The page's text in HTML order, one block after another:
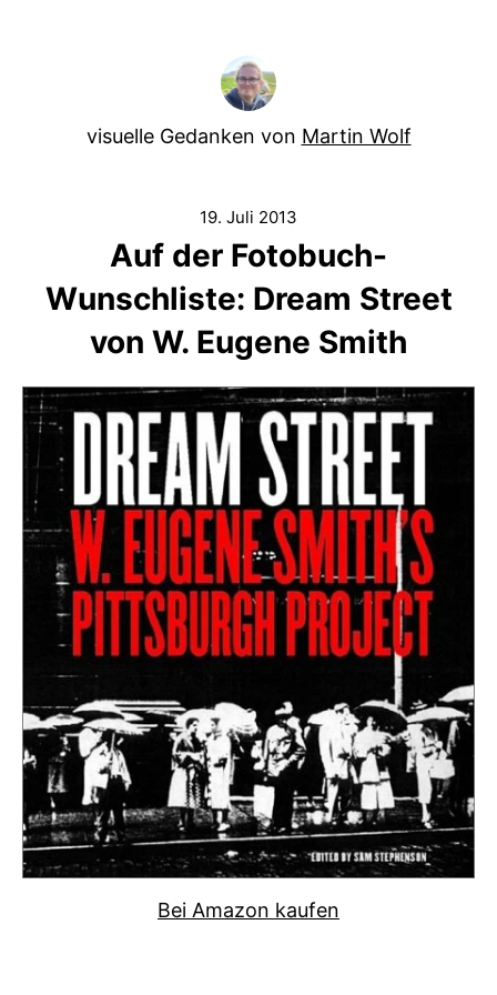
visuelle Gedanken von Martin Wolf
19. Juli 2013
Auf der Fotobuch-
Wunschliste: Dream Street
von W. Eugene Smith
Bei Amazon kaufen